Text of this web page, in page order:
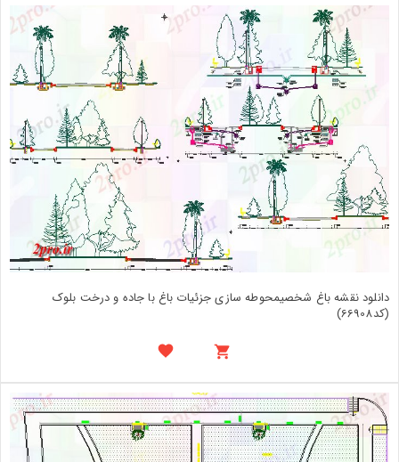
دانلود نقشه باغ شخصیمحوطه سازی جزئیات باغ با جاده و درخت بلوک
(کد66908)